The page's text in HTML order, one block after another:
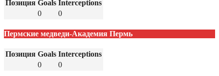
Позиция Goals Interceptions
0
0
Пермские медведи-Академия Пермь
Позиция Goals Interceptions
0
0